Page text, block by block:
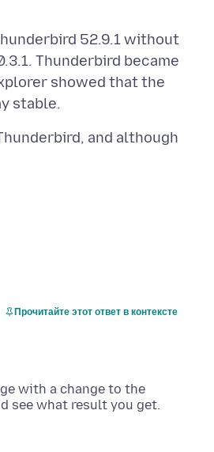
52.9.1 without
Thunderbird became
showed that the
and although
Прочитайте этот ответ в контексте
with a change to the